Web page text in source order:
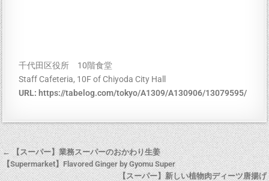
千代田区役所 10階食堂
Staff Cafeteria, 10F of Chiyoda City Hall
URL: https://tabelog.com/tokyo/A1309/A130906/13079595/
← 【スーパー】業務スーパーのおかわり生姜
【Supermarket】Flavored Ginger by Gyomu Super
【スーパー】新しい植物肉ディーツ唐揚げ